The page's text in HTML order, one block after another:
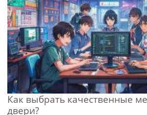
Как выбрать качественные
двери?